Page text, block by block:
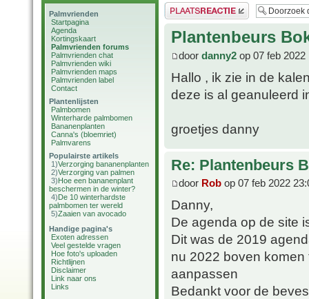
Palmvrienden
Startpagina
Agenda
Kortingskaart
Palmvrienden forums
Palmvrienden chat
Palmvrienden wiki
Palmvrienden maps
Palmvrienden label
Contact
Plantenlijsten
Palmbomen
Winterharde palmbomen
Bananenplanten
Canna's (bloemriet)
Palmvarens
Populairste artikels
1)Verzorging bananenplanten
2)Verzorging van palmen
3)Hoe een bananenplant
beschermen in de winter?
4)De 10 winterhardste
palmbomen ter wereld
5)Zaaien van avocado
Handige pagina's
Exoten adressen
Veel gestelde vragen
Hoe foto's uploaden
Richtlijnen
Disclaimer
Link naar ons
Links
Plaats een reactie
Plantenbeurs
door danny2 op 07 feb 2022
Hallo , ik zie in de
deze is al geanuleerd
groetjes danny
Re: Plantenbeurs
door Rob op 07 feb 2022
Danny,
De agenda op de site
Dit was de 2019
nu 2022 boven
aanpassen
Bedankt voor de